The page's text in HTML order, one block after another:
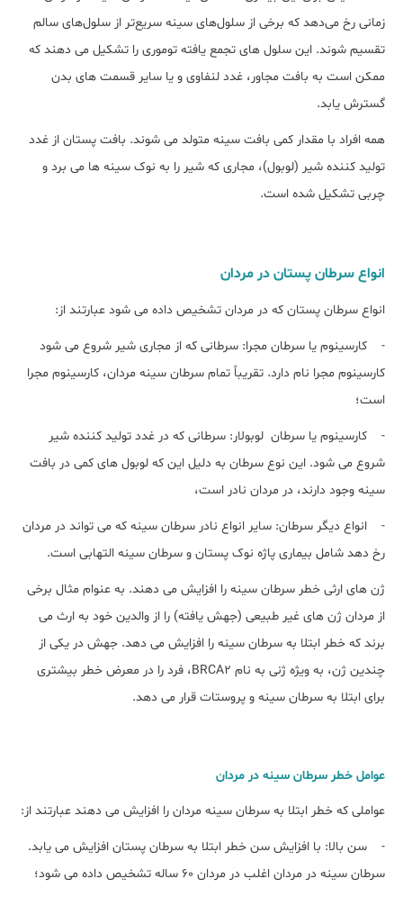
زمانی رخ می‌دهد که برخی از سلول‌های سینه سریع‌تر از سلول‌های سالم
تقسیم شوند. این سلول های تجمع یافته توموری را تشکیل می دهند که
ممکن است به بافت مجاور، غدد لنفاوی و یا سایر قسمت های بدن
گسترش یابد.
همه افراد با مقدار کمی بافت سینه متولد می شوند. بافت پستان از غدد
تولید کننده شیر (لوبول)، مجاری که شیر را به نوک سینه ها می برد و
چربی تشکیل شده است.
انواع سرطان پستان در مردان
انواع سرطان پستان که در مردان تشخیص داده می شود عبارتند از:
- کارسینوم یا سرطان مجرا: سرطانی که از مجاری شیر شروع می شود
کارسینوم مجرا نام دارد. تقریباً تمام سرطان سینه مردان، کارسینوم مجرا
است؛
- کارسینوم یا سرطان لوبولار: سرطانی که در غدد تولید کننده شیر
شروع می شود. این نوع سرطان به دلیل این که لوبول های کمی در بافت
سینه وجود دارند، در مردان نادر است،
- انواع دیگر سرطان: سایر انواع نادر سرطان سینه که می تواند در مردان
رخ دهد شامل بیماری پاژه نوک پستان و سرطان سینه التهابی است.
ژن های ارثی خطر سرطان سینه را افزایش می دهند. به عنوام مثال برخی
از مردان ژن های غیر طبیعی (جهش یافته) را از والدین خود به ارث می
برند که خطر ابتلا به سرطان سینه را افزایش می دهد. جهش در یکی از
چندین ژن، به ویژه ژنی به نام BRCA2، فرد را در معرض خطر بیشتری
برای ابتلا به سرطان سینه و پروستات قرار می دهد.
عوامل خطر سرطان سینه در مردان
عواملی که خطر ابتلا به سرطان سینه مردان را افزایش می دهند عبارتند از:
- سن بالا: با افزایش سن خطر ابتلا به سرطان پستان افزایش می یابد.
سرطان سینه در مردان اغلب در مردان 60 ساله تشخیص داده می شود؛